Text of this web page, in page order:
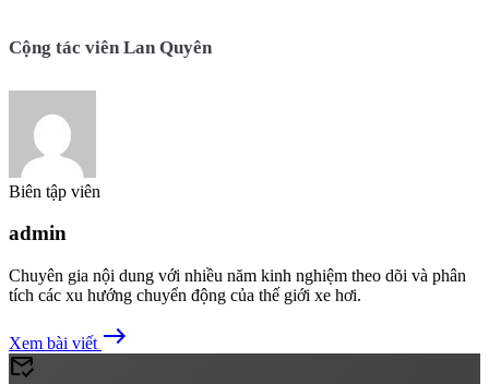
Cộng tác viên Lan Quyên
Biên tập viên
admin
Chuyên gia nội dung với nhiều năm kinh nghiệm theo dõi và phân
tích các xu hướng chuyển động của thế giới xe hơi.
Xem bài viết east
mark_email_read